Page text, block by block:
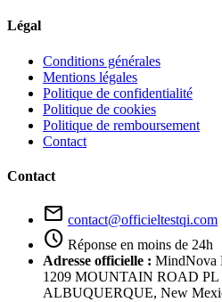
Légal
Conditions générales
Mentions légales
Politique de confidentialité
Politique de cookies
Politique de remboursement
Contact
Contact
mail contact@officieltestqi.com
schedule Réponse en moins de 24h
Adresse officielle : MindNova
1209 MOUNTAIN ROAD
ALBUQUERQUE, New